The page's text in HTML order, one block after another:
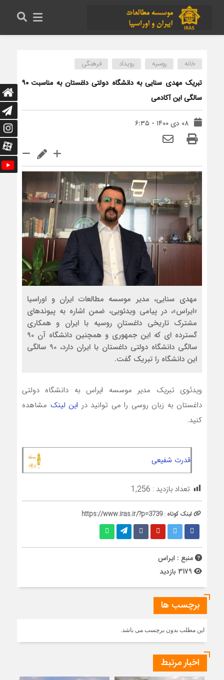
خانه روسیه رویداد فرهنگی
تبریک مهدی سنایی به دانشگاه دولتی داغستان به مناسبت ۹۰
سالگی این آکادمی
۰۸ دی ۱۴۰۰ - ۶:۳۵
مهدی سنایی، مدیر موسسه مطالعات ایران و اوراسیا
«ایراس»، در پیامی ویدئویی، ضمن اشاره به پیوندهای
مشترک تاریخی داغستانِ روسیه با ایران و همکاری
گسترده ای که این جمهوری و همچنین دانشگاه آن 90
سالگی دانشگاه دولتی داغستان با ایران دارد، 90 سالگی
این دانشگاه را تبریک گفت.
ویدئوی تبریک مدیر موسسه ایراس به دانشگاه دولتی
داغستان به زبان روسی را می توانید در این لینک مشاهده
کنید.
قدرت شفیعی
تعداد بازدید : 1,256
لینک کوتاه :https://www.iras.ir/?p=3739
منبع : ایراس
برچسب ها
این مطلب بدون برچسب می باشد.
اخبار مرتبط